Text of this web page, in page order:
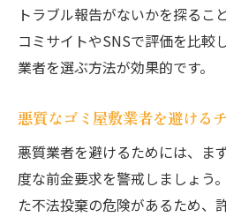
トラブル報告がないかを探るこ
コミサイトやSNSで評価を比較
業者を選ぶ方法が効果的です。
悪質なゴミ屋敷業者を避ける
悪質業者を避けるためには、ま
度な前金要求を警戒しましょう
た不法投棄の危険があるため、